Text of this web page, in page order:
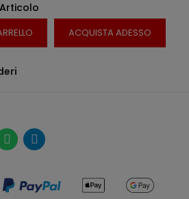
ACQUISTA ADESSO